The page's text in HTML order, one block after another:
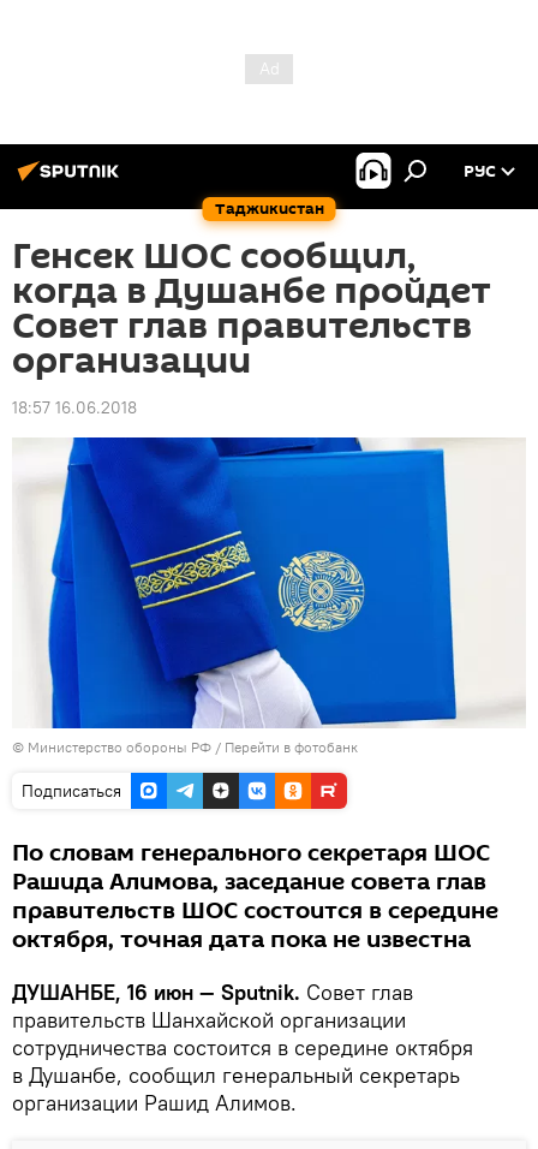
Таджикистан
РУС
Генсек ШОС сообщил,
когда в Душанбе пройдет
Совет глав правительств
организации
18:57 16.06.2018
© Министерство обороны РФ / Перейти в фотобанк
Подписаться
По словам генерального секретаря ШОС
Рашида Алимова, заседание совета глав
правительств ШОС состоится в середине
октября, точная дата пока не известна
ДУШАНБЕ, 16 июн — Sputnik. Совет глав
правительств Шанхайской организации
сотрудничества состоится в середине октября
в Душанбе, сообщил генеральный секретарь
организации Рашид Алимов.